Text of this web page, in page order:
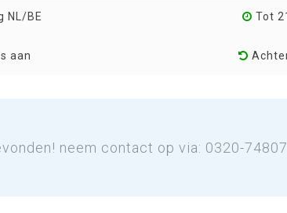
NL/BE Tot
aan
neem contact op via: 0320-